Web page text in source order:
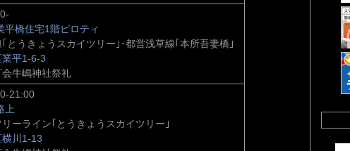
平橋住宅1階ピロティ
とうきょうスカイツリー｣･都営浅草線｢本所吾妻橋｣
平1-6-3
牛嶋神社祭礼
21:00
上
ーライン｢とうきょうスカイツリー｣
川1-13